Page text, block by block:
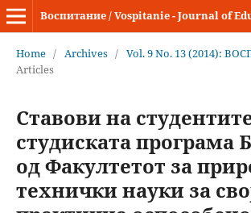
Home / Archives / Vol. 9 No. 13 (2014):
Articles
Ставови на
студиската програма
од Факултетот за
технички науки за